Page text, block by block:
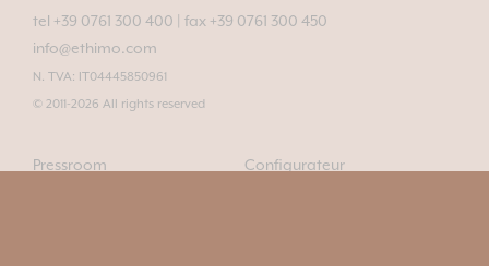
tel +39 0761 300 400
fax +39 0761 300 450
info@ethimo.com
N. TVA: IT04445850961
© 2011-2026 All rights reserved
Pressroom Configurateur